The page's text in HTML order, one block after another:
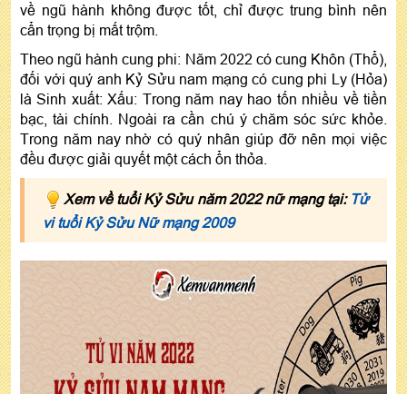
về ngũ hành không được tốt, chỉ được trung bình nên
cẩn trọng bị mất trộm.
Theo ngũ hành cung phi: Năm 2022 có cung Khôn (Thổ),
đối với quý anh Kỷ Sửu nam mạng có cung phi Ly (Hỏa)
là Sinh xuất: Xấu: Trong năm nay hao tốn nhiều về tiền
bạc, tài chính. Ngoài ra cần chú ý chăm sóc sức khỏe.
Trong năm nay nhờ có quý nhân giúp đỡ nên mọi việc
đều được giải quyết một cách ổn thỏa.
Xem về tuổi Kỷ Sửu năm 2022 nữ mạng tại: Tử
vi tuổi Kỷ Sửu Nữ mạng 2009